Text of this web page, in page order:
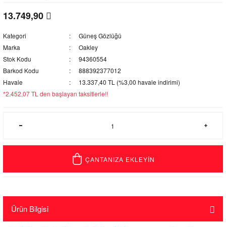
13.749,90
Kategori
Güneş Gözlüğü
Marka
Oakley
Stok Kodu
94360554
Barkod Kodu
888392377012
Havale
13.337,40 TL (%3,00 havale indirimi)
*2.452,07 TL den başlayan taksitlerle!!
ÇANTANIZA EKLEYİN
Ürün Bilgisi